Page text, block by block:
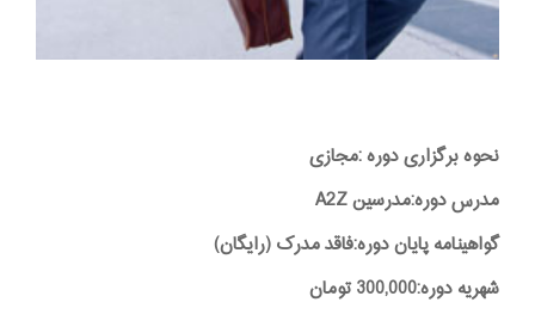
نحوه برگزاری دوره :مجازی
مدرس دوره:مدرسین A2Z
گواهینامه پایان دوره:فاقد مدرک (رایگان)
شهریه دوره:300,000 تومان